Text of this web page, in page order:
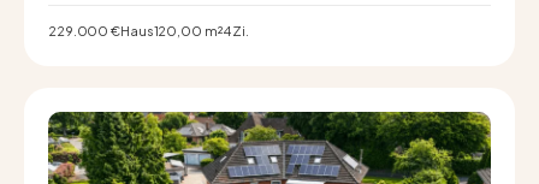
229.000 €Haus120,00 m²4 Zi.